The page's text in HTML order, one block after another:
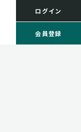
ログイン
会員登録